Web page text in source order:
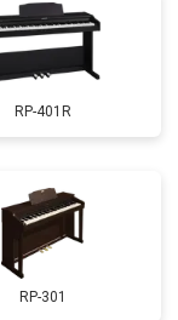
RP-401R
RP-301